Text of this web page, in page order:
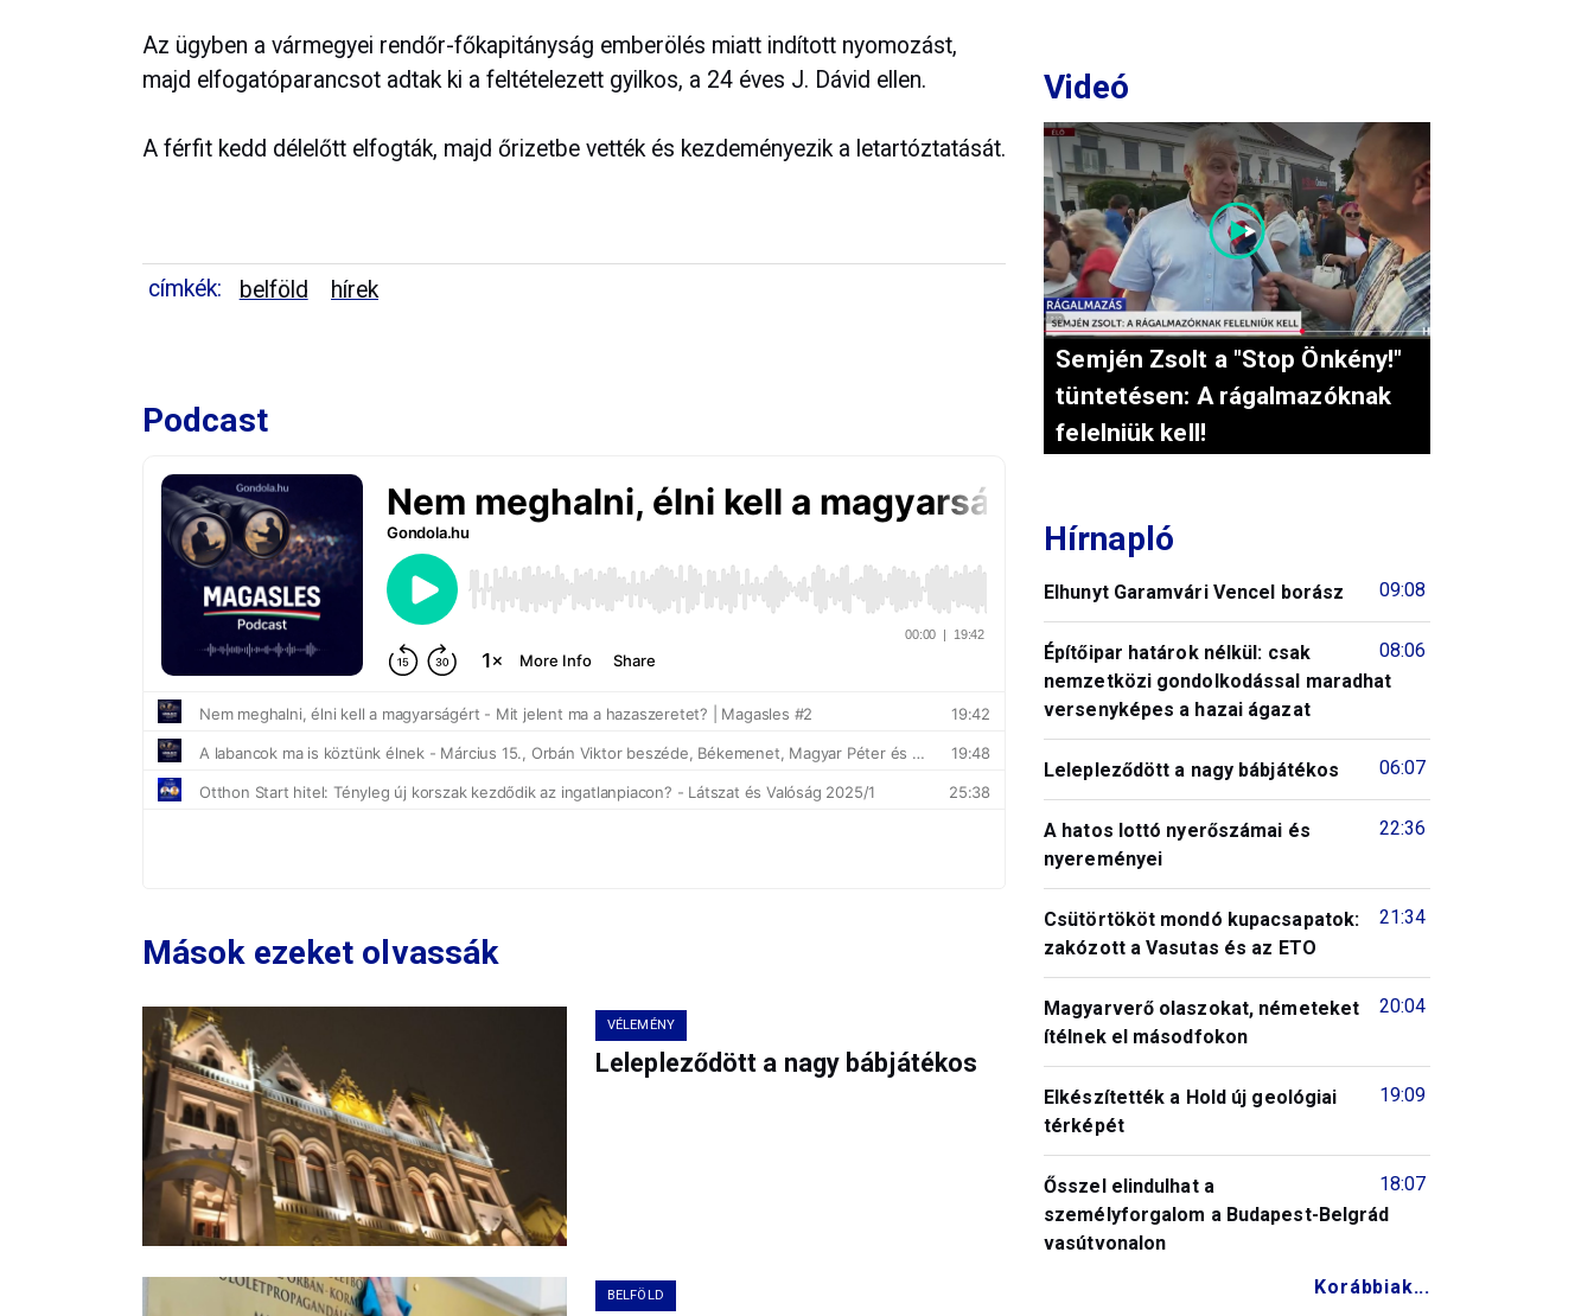
Az ügyben a vármegyei rendőr-főkapitányság emberölés miatt indított nyomozást,
majd elfogatóparancsot adtak ki a feltételezett gyilkos, a 24 éves J. Dávid ellen.
A férfit kedd délelőtt elfogták, majd őrizetbe vették és kezdeményezik a letartóztatását.
címkék: belföld hírek
Podcast
Mások ezeket olvassák
VÉLEMÉNY
Lelepleződött a nagy bábjátékos
BELFÖLD
Videó
Semjén Zsolt a "Stop Önkény!"
tüntetésen: A rágalmazóknak
felelniük kell!
Hírnapló
09:08
Elhunyt Garamvári Vencel borász
08:06
Építőipar határok nélkül: csak
nemzetközi gondolkodással maradhat
versenyképes a hazai ágazat
06:07
Lelepleződött a nagy bábjátékos
22:36
A hatos lottó nyerőszámai és
nyereményei
21:34
Csütörtököt mondó kupacsapatok:
zakózott a Vasutas és az ETO
20:04
Magyarverő olaszokat, németeket
ítélnek el másodfokon
19:09
Elkészítették a Hold új geológiai
térképét
18:07
Ősszel elindulhat a
személyforgalom a Budapest-Belgrád
vasútvonalon
Korábbiak...